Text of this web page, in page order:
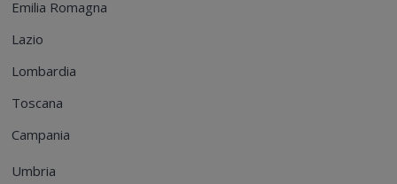
Emilia Romagna
Lazio
Lombardia
Toscana
Campania
Umbria